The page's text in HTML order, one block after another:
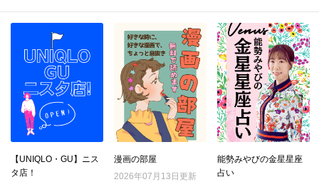
【UNIQLO・GU】ニス
タ店！
漫画の部屋
2026年07月13日更新
能勢みやびの金星星座
占い